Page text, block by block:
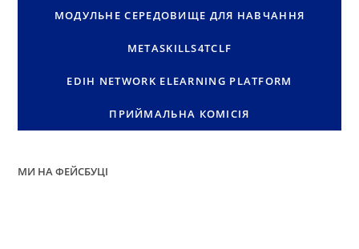
МОДУЛЬНЕ СЕРЕДОВИЩЕ ДЛЯ НАВЧАННЯ
METASKILLS4TCLF
EDIH NETWORK ELEARNING PLATFORM
ПРИЙМАЛЬНА КОМІСІЯ
МИ НА ФЕЙСБУЦІ